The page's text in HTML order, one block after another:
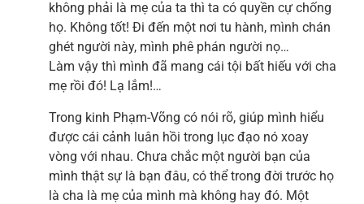
không phải là mẹ của ta thì ta có quyền cự chống
họ. Không tốt! Đi đến một nơi tu hành, mình chán
ghét người này, mình phê phán người nọ…
Làm vậy thì mình đã mang cái tội bất hiếu với cha
mẹ rồi đó! Lạ lắm!…
Trong kinh Phạm-Võng có nói rõ, giúp mình hiểu
được cái cảnh luân hồi trong lục đạo nó xoay
vòng với nhau. Chưa chắc một người bạn của
mình thật sự là bạn đâu, có thể trong đời trước họ
là cha là mẹ của mình mà không hay đó. Một